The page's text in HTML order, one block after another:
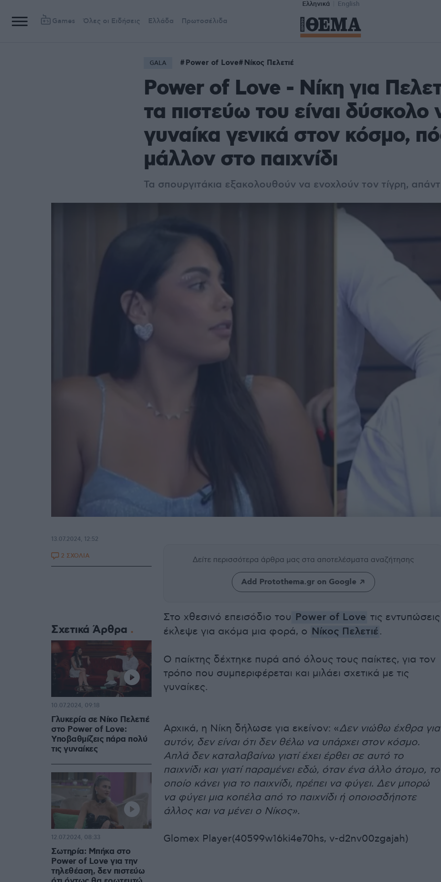
Ελληνικά English
Games Όλες οι Ειδήσεις Ελλάδα Πρωτοσέλιδα
GALA Power of Love Νίκος Πελετιέ
Power of Love - Νίκη για
τα πιστεύω του είναι δύσκολο
γυναίκα γενικά στον κόσμο,
μάλλον στο παιχνίδι
Τα σπουργιτάκια εξακολουθούν να ενοχλούν τον τίγρη,
Δείτε περισσότερα άρθρα μας στα αποτελέσματα αναζήτησης
Add Protothema.gr on Google
Στο χθεσινό επεισόδιο του Power of Love τις εντυπώσεις
έκλεψε για ακόμα μια φορά, ο Νίκος Πελετιέ.
Ο παίκτης δέχτηκε πυρά από όλους τους παίκτες, για τον
τρόπο που συμπεριφέρεται και μιλάει σχετικά με τις
γυναίκες.
Αρχικά, η Νίκη δήλωσε για εκείνον: «Δεν νιώθω έχθρα για
αυτόν, δεν είναι ότι δεν θέλω να υπάρχει στον κόσμο.
Απλά δεν καταλαβαίνω γιατί έχει έρθει σε αυτό το
παιχνίδι και γιατί παραμένει εδώ, όταν ένα άλλο άτομο, το
οποίο κάνει για το παιχνίδι, πρέπει να φύγει. Δεν μπορώ
να φύγει μια κοπέλα από το παιχνίδι ή οποιοσδήποτε
άλλος και να μένει ο Νίκος».
Glomex Player(40599w16ki4e70hs, v-d2nv00zgajah)
13.07.2024, 12:52
2 ΣΧΟΛΙΑ
Σχετικά Άρθρα
Γλυκερία σε Νίκο Πελετιέ
στο Power of Love:
Υποβαθμίζεις πάρα πολύ
τις γυναίκες
10.07.2024, 09:18
Σωτηρία: Μπήκα στο
Power of Love για την
τηλεθέαση, δεν πιστεύω
12.07.2024, 08:33